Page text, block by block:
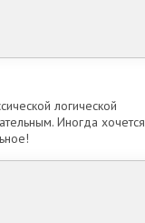
логической
Иногда хочется